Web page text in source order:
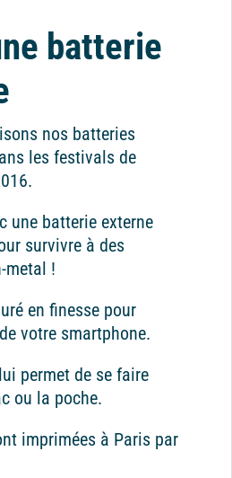
batterie
nos batteries
les festivals de
une batterie externe
survivre à des
metal !
en finesse pour
votre smartphone.
permet de se faire
ou la poche.
imprimées à Paris par